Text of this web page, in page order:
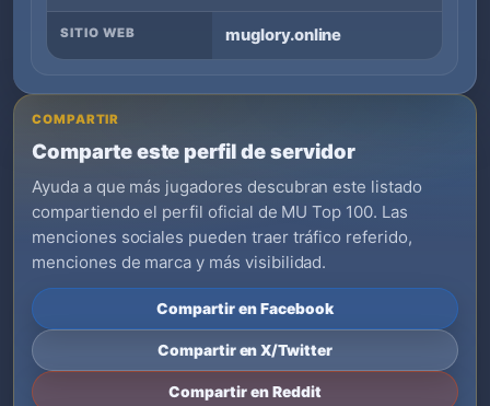
SITIO WEB muglory.online
COMPARTIR
Comparte este perfil de servidor
Ayuda a que más jugadores descubran este listado
compartiendo el perfil oficial de MU Top 100. Las
menciones sociales pueden traer tráfico referido,
menciones de marca y más visibilidad.
Compartir en Facebook
Compartir en X/Twitter
Compartir en Reddit